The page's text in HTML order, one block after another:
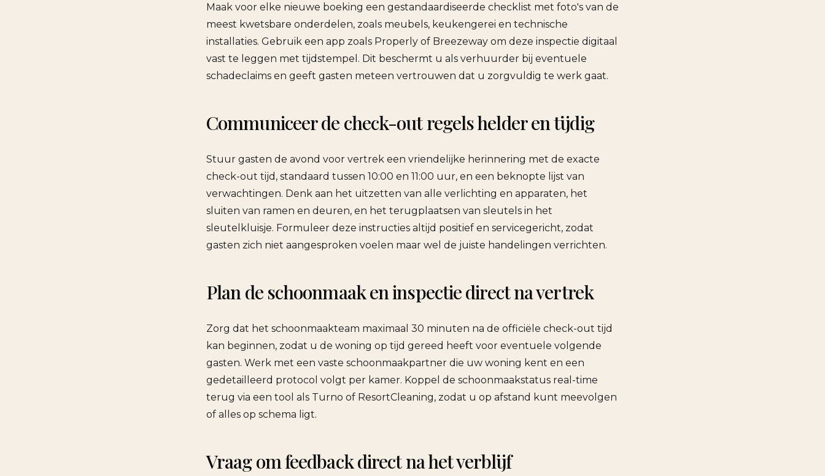
Maak voor elke nieuwe boeking een gestandaardiseerde checklist met foto's van de
meest kwetsbare onderdelen, zoals meubels, keukengerei en technische
installaties. Gebruik een app zoals Properly of Breezeway om deze inspectie digitaal
vast te leggen met tijdstempel. Dit beschermt u als verhuurder bij eventuele
schadeclaims en geeft gasten meteen vertrouwen dat u zorgvuldig te werk gaat.
Communiceer de check-out regels helder en tijdig
Stuur gasten de avond voor vertrek een vriendelijke herinnering met de exacte
check-out tijd, standaard tussen 10:00 en 11:00 uur, en een beknopte lijst van
verwachtingen. Denk aan het uitzetten van alle verlichting en apparaten, het
sluiten van ramen en deuren, en het terugplaatsen van sleutels in het
sleutelkluisje. Formuleer deze instructies altijd positief en servicegericht, zodat
gasten zich niet aangesproken voelen maar wel de juiste handelingen verrichten.
Plan de schoonmaak en inspectie direct na vertrek
Zorg dat het schoonmaakteam maximaal 30 minuten na de officiële check-out tijd
kan beginnen, zodat u de woning op tijd gereed heeft voor eventuele volgende
gasten. Werk met een vaste schoonmaakpartner die uw woning kent en een
gedetailleerd protocol volgt per kamer. Koppel de schoonmaakstatus real-time
terug via een tool als Turno of ResortCleaning, zodat u op afstand kunt meevolgen
of alles op schema ligt.
Vraag om feedback direct na het verblijf